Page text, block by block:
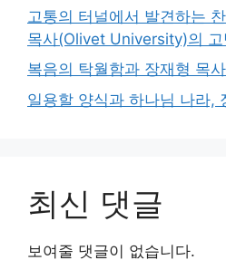
고통의 터널에서 발견하는
목사(Olivet University)의 고
복음의 탁월함과 장재형 목
일용할 양식과 하나님 나라,
최신 댓글
보여줄 댓글이 없습니다.